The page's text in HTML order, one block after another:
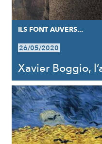
ILS FONT AUVERS...
26/05/2020
Xavier Boggio,